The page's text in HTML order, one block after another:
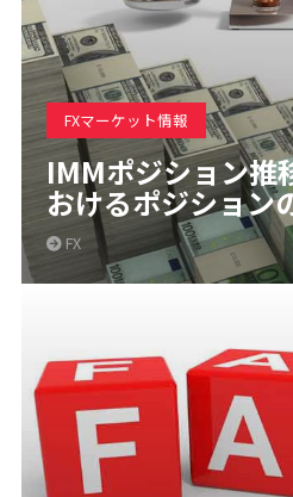
FXマーケット情報
IMMポジション推
おけるポジション
FX